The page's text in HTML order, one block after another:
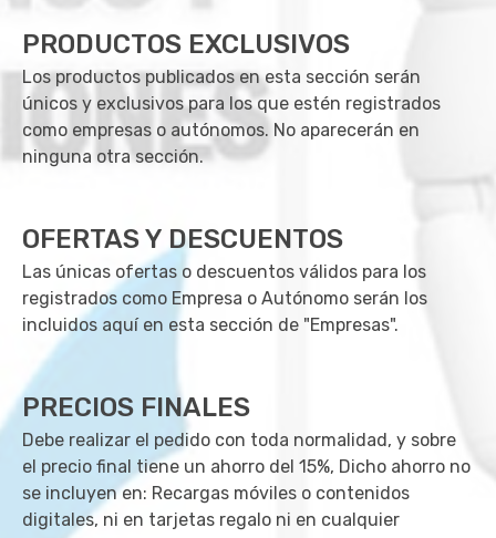
PRODUCTOS EXCLUSIVOS
Los productos publicados en esta sección serán
únicos y exclusivos para los que estén registrados
como empresas o autónomos. No aparecerán en
ninguna otra sección.
OFERTAS Y DESCUENTOS
Las únicas ofertas o descuentos válidos para los
registrados como Empresa o Autónomo serán los
incluidos aquí en esta sección de "Empresas".
PRECIOS FINALES
Debe realizar el pedido con toda normalidad, y sobre
el precio final tiene un ahorro del 15%, Dicho ahorro no
se incluyen en: Recargas móviles o contenidos
digitales, ni en tarjetas regalo ni en cualquier